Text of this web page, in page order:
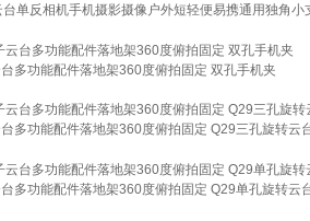
单反相机手机摄影摄像户外短轻便易携通用独角小
多功能配件落地架360度俯拍固定 双孔手机夹
多功能配件落地架360度俯拍固定 Q29三孔旋转云
多功能配件落地架360度俯拍固定 Q29单孔旋转云